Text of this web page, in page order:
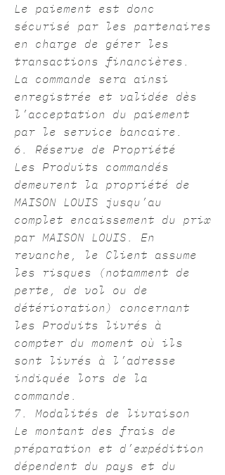
Le paiement est donc
sécurisé par les partenaires
en charge de gérer les
transactions financières.
La commande sera ainsi
enregistrée et validée dès
l’acceptation du paiement
par le service bancaire.
6. Réserve de Propriété
Les Produits commandés
demeurent la propriété de
MAISON LOUIS jusqu’au
complet encaissement du prix
par MAISON LOUIS. En
revanche, le Client assume
les risques (notamment de
perte, de vol ou de
détérioration) concernant
les Produits livrés à
compter du moment où ils
sont livrés à l’adresse
indiquée lors de la
commande.
7. Modalités de livraison
Le montant des frais de
préparation et d’expédition
dépendent du pays et du